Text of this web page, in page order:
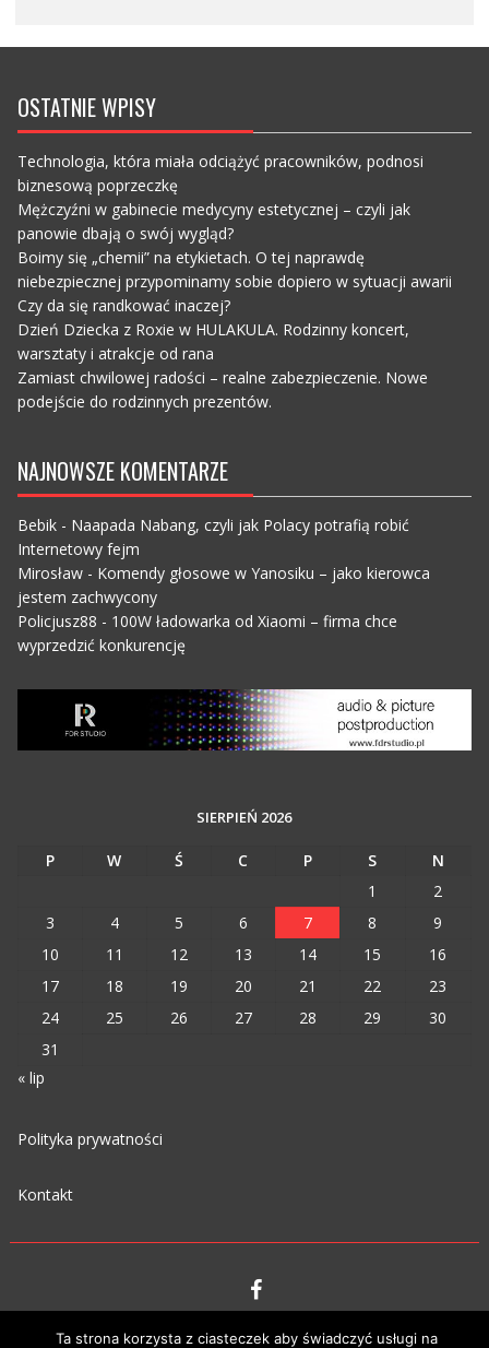
OSTATNIE WPISY
Technologia, która miała odciążyć pracowników, podnosi
biznesową poprzeczkę
Mężczyźni w gabinecie medycyny estetycznej – czyli jak
panowie dbają o swój wygląd?
Boimy się „chemii” na etykietach. O tej naprawdę
niebezpiecznej przypominamy sobie dopiero w sytuacji awarii
Czy da się randkować inaczej?
Dzień Dziecka z Roxie w HULAKULA. Rodzinny koncert,
warsztaty i atrakcje od rana
Zamiast chwilowej radości – realne zabezpieczenie. Nowe
podejście do rodzinnych prezentów.
NAJNOWSZE KOMENTARZE
Bebik- Naapada Nabang, czyli jak Polacy potrafią robić
Internetowy fejm
Mirosław- Komendy głosowe w Yanosiku – jako kierowca
jestem zachwycony
Policjusz88 - 100W ładowarka od Xiaomi – firma chce
wyprzedzić konkurencję
SIERPIEŃ 2026
P W Ś C P S
N
1
2
3
4 5 6 7 8
9
10
11 12 13 14 15
16
17
18 19 20 21 22
23
24
25 26 27 28 29
30
31
« lip
Polityka prywatności
Kontakt
VIPM © 2023
Ta strona korzysta z ciasteczek aby świadczyć usługi na